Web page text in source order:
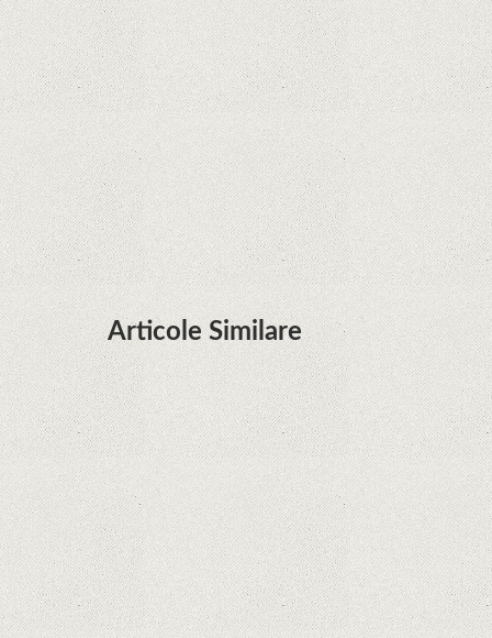
Zvon: aplicațiile Google nu se mai pot instala pe
terminalele Huawei cu procesoare Kirin
Huawei P50 primeşte o posibilă dată de lansare
şi e mai curând decât credeam; Are cameră
telephoto cu zoom optic variabil
Articole Similare
Descoperire remarcabilă. Genomul uman nu mai
are secrete
iPhone 12 Mini, bijuteria - TECH REVIEW
Apple cedează, în sfârșit. Piese de schimb pentru
iPhone și Mac, puse în vânzare